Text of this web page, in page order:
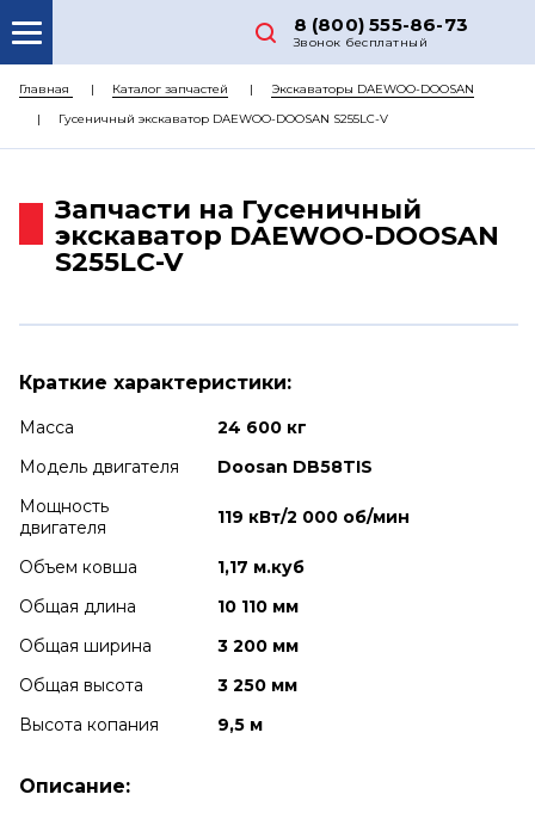
8 (800) 555-86-73
Звонок бесплатный
О НАС
КАТАЛОГ ЗАПЧАСТЕЙ
ДОСТАВКА
Главная Каталог запчастей
Экскаваторы DAEWOO-DOOSAN
Гусеничный экскаватор DAEWOO-DOOSAN S255LC-V
Запчасти на Гусеничный
экскаватор DAEWOO-DOOSAN
S255LC-V
Краткие характеристики:
Масса
24 600 кг
Модель двигателя
Doosan DB58TIS
Мощность
двигателя
119 кВт/2 000 об/мин
Объем ковша
1,17 м.куб
Общая длина
10 110 мм
Общая ширина
3 200 мм
Общая высота
3 250 мм
Высота копания
9,5 м
Описание: